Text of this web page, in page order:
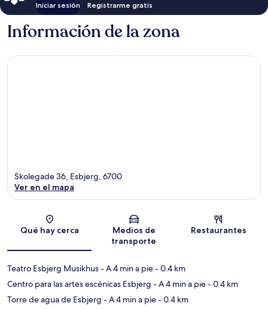
Iniciar sesión Registrarme gratis
Información de la zona
Sección del mapa
Skolegade 36, Esbjerg, 6700
Ver en el mapa
Qué hay cerca
Medios de
transporte
Restaurantes
Teatro Esbjerg Musikhus- A 4 min a pie- 0.4 km
Centro para las artes escénicas Esbjerg - A 4 min a pie- 0.4 km
Torre de agua de Esbjerg - A 4 min a pie- 0.4 km